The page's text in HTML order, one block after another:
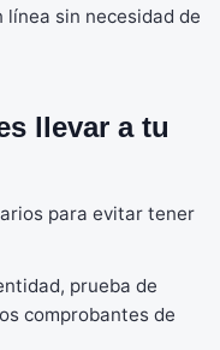
sin necesidad de
llevar a tu
para evitar tener
prueba de
comprobantes de